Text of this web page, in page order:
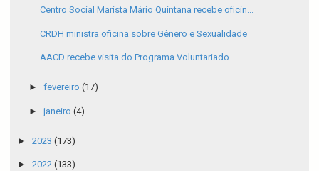
Centro Social Marista Mário Quintana recebe oficin...
CRDH ministra oficina sobre Gênero e Sexualidade
AACD recebe visita do Programa Voluntariado
► fevereiro (17)
► janeiro (4)
► 2023 (173)
► 2022 (133)